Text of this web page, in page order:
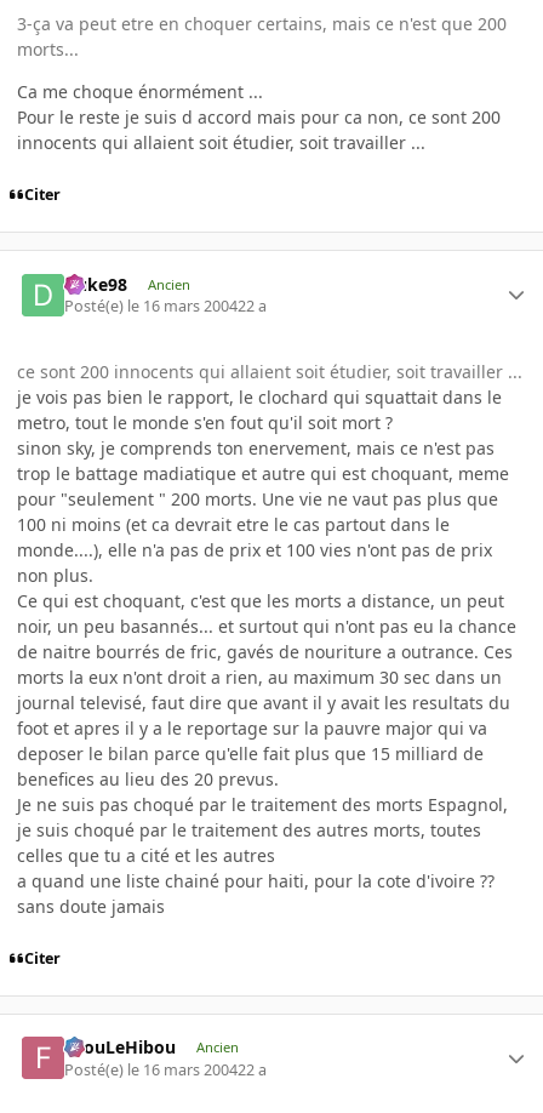
3-ça va peut etre en choquer certains, mais ce n'est que 200
morts...
Ca me choque énormément ...
Pour le reste je suis d accord mais pour ca non, ce sont 200
innocents qui allaient soit étudier, soit travailler ...
Citer
Duke98 Ancien
Posté(e) le 16 mars 200422 a
ce sont 200 innocents qui allaient soit étudier, soit travailler ...
je vois pas bien le rapport, le clochard qui squattait dans le
metro, tout le monde s'en fout qu'il soit mort ?
sinon sky, je comprends ton enervement, mais ce n'est pas
trop le battage madiatique et autre qui est choquant, meme
pour "seulement " 200 morts. Une vie ne vaut pas plus que
100 ni moins (et ca devrait etre le cas partout dans le
monde....), elle n'a pas de prix et 100 vies n'ont pas de prix
non plus.
Ce qui est choquant, c'est que les morts a distance, un peut
noir, un peu basannés... et surtout qui n'ont pas eu la chance
de naitre bourrés de fric, gavés de nouriture a outrance. Ces
morts la eux n'ont droit a rien, au maximum 30 sec dans un
journal televisé, faut dire que avant il y avait les resultats du
foot et apres il y a le reportage sur la pauvre major qui va
deposer le bilan parce qu'elle fait plus que 15 milliard de
benefices au lieu des 20 prevus.
Je ne suis pas choqué par le traitement des morts Espagnol,
je suis choqué par le traitement des autres morts, toutes
celles que tu a cité et les autres
a quand une liste chainé pour haiti, pour la cote d'ivoire ??
sans doute jamais
Citer
FilouLeHibou Ancien
Posté(e) le 16 mars 200422 a